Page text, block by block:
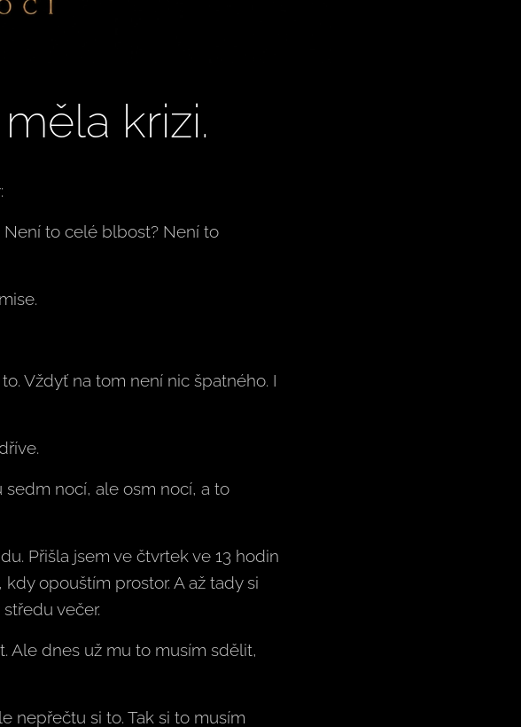
krizi.
Není to celé blbost? Není to
Vždyť na tom není nic špatného. I
nocí, ale osm nocí, a to
Přišla jsem ve čtvrtek ve 13 hodin
opouštím prostor. A až tady si
večer.
Ale dnes už mu to musím sdělit,
nepřečtu si to. Tak si to musím